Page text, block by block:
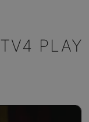
TV4 PLAY